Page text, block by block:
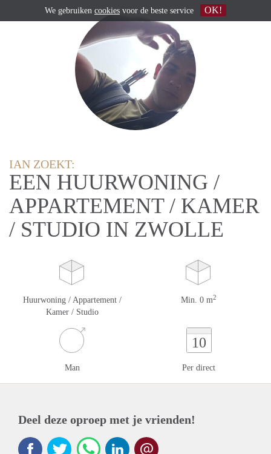
IAN ZOEKT:
EEN HUURWONING /
APPARTEMENT / KAMER
/ STUDIO IN ZWOLLE
Huurwoning / Appartement /
Kamer / Studio
Min. 0 m2
Man
10
Per direct
Deel deze oproep met je vrienden!
We gebruiken cookies voor de beste service OK!